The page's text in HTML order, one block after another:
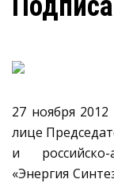
27 ноября
лице
и
«Энергия